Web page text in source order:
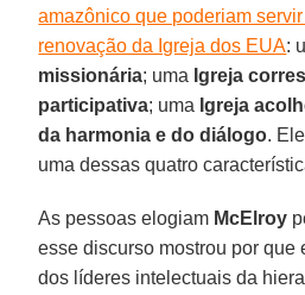
amazônico que poderiam
renovação da Igreja dos EUA:
missionária; uma Igreja
participativa; uma Igreja
da harmonia e do diálogo.
uma dessas quatro
As pessoas elogiam McElroy
esse discurso mostrou por que
dos líderes intelectuais da